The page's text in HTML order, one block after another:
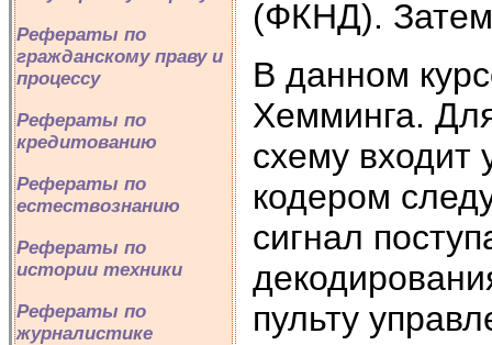
Рефераты по
гражданскому праву и
процессу
Рефераты по
кредитованию
Рефераты по
естествознанию
Рефераты по
истории техники
Рефераты по
журналистике
(ФКНД). Затем
В данном
Хемминга.
схему входит
кодером
сигнал
пульту